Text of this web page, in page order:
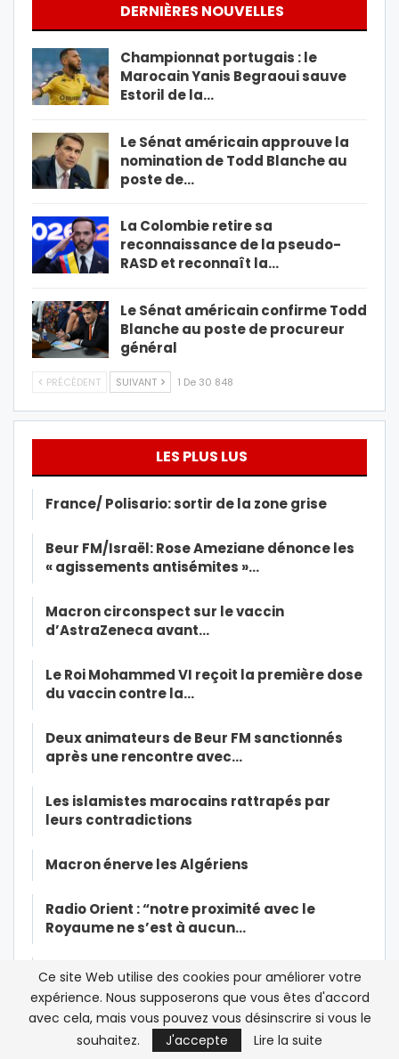
DERNIÈRES NOUVELLES
Championnat portugais : le
Marocain Yanis Begraoui sauve
Estoril de la…
Le Sénat américain approuve la
nomination de Todd Blanche au
poste de…
La Colombie retire sa
reconnaissance de la pseudo-
RASD et reconnaît la…
Le Sénat américain confirme Todd
Blanche au poste de procureur
général
PRÉCÉDENT SUIVANT 1 De 30 848
LES PLUS LUS
France/ Polisario: sortir de la zone grise
Beur FM/Israël: Rose Ameziane dénonce les
« agissements antisémites »…
Macron circonspect sur le vaccin
d’AstraZeneca avant…
Le Roi Mohammed VI reçoit la première dose
du vaccin contre la…
Deux animateurs de Beur FM sanctionnés
après une rencontre avec…
Les islamistes marocains rattrapés par
leurs contradictions
Macron énerve les Algériens
Radio Orient : “notre proximité avec le
Royaume ne s’est à aucun…
Hicham Alaoui* ou la nostalgie du
« Printemps (désenchantement) Arabe …
Mohammed VI ordonne’une opération
massive de vaccination contre la…
Ce site Web utilise des cookies pour améliorer votre
expérience. Nous supposerons que vous êtes d'accord
avec cela, mais vous pouvez vous désinscrire si vous le
souhaitez.
J'accepte Lire la suite